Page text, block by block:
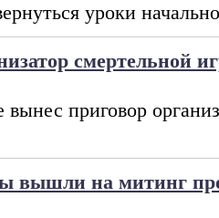
уроки
смертельной
вынес приговор
вышли на митинг